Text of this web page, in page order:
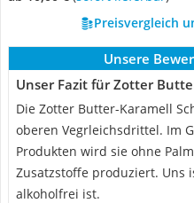
Preisvergleich
Unsere
Unser Fazit für Zotter
Die Zotter Butter-Karamell
oberen Vegrleichsdrittel. Im
Produkten wird sie ohne
Zusatzstoffe produziert. Uns
alkoholfrei ist.